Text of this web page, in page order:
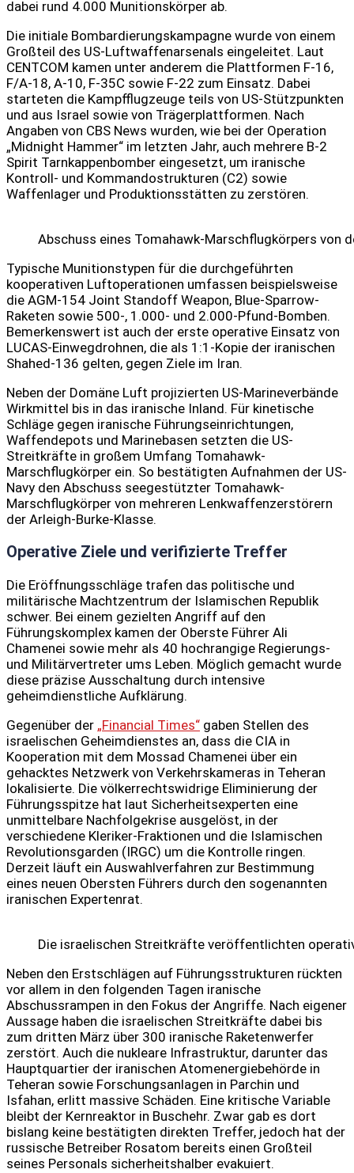
dabei rund 4.000 Munitionskörper ab.
Die initiale Bombardierungskampagne wurde von einem
Großteil des US-Luftwaffenarsenals eingeleitet. Laut
CENTCOM kamen unter anderem die Plattformen F-16,
F/A-18, A-10, F-35C sowie F-22 zum Einsatz. Dabei
starteten die Kampfflugzeuge teils von US-Stützpunkten
und aus Israel sowie von Trägerplattformen. Nach
Angaben von CBS News wurden, wie bei der Operation
„Midnight Hammer“ im letzten Jahr, auch mehrere B-2
Spirit Tarnkappenbomber eingesetzt, um iranische
Kontroll- und Kommandostrukturen (C2) sowie
Waffenlager und Produktionsstätten zu zerstören.
Abschuss eines Tomahawk-Marschflugkörpers von
Typische Munitionstypen für die durchgeführten
kooperativen Luftoperationen umfassen beispielsweise
die AGM-154 Joint Standoff Weapon, Blue-Sparrow-
Raketen sowie 500-, 1.000- und 2.000-Pfund-Bomben.
Bemerkenswert ist auch der erste operative Einsatz von
LUCAS-Einwegdrohnen, die als 1:1-Kopie der iranischen
Shahed-136 gelten, gegen Ziele im Iran.
Neben der Domäne Luft projizierten US-Marineverbände
Wirkmittel bis in das iranische Inland. Für kinetische
Schläge gegen iranische Führungseinrichtungen,
Waffendepots und Marinebasen setzten die US-
Streitkräfte in großem Umfang Tomahawk-
Marschflugkörper ein. So bestätigten Aufnahmen der US-
Navy den Abschuss seegestützter Tomahawk-
Marschflugkörper von mehreren Lenkwaffenzerstörern
der Arleigh-Burke-Klasse.
Operative Ziele und verifizierte Treffer
Die Eröffnungsschläge trafen das politische und
militärische Machtzentrum der Islamischen Republik
schwer. Bei einem gezielten Angriff auf den
Führungskomplex kamen der Oberste Führer Ali
Chamenei sowie mehr als 40 hochrangige Regierungs-
und Militärvertreter ums Leben. Möglich gemacht wurde
diese präzise Ausschaltung durch intensive
geheimdienstliche Aufklärung.
Gegenüber der „Financial Times“ gaben Stellen des
israelischen Geheimdienstes an, dass die CIA in
Kooperation mit dem Mossad Chamenei über ein
gehacktes Netzwerk von Verkehrskameras in Teheran
lokalisierte. Die völkerrechtswidrige Eliminierung der
Führungsspitze hat laut Sicherheitsexperten eine
unmittelbare Nachfolgekrise ausgelöst, in der
verschiedene Kleriker-Fraktionen und die Islamischen
Revolutionsgarden (IRGC) um die Kontrolle ringen.
Derzeit läuft ein Auswahlverfahren zur Bestimmung
eines neuen Obersten Führers durch den sogenannten
iranischen Expertenrat.
Die israelischen Streitkräfte veröffentlichten
Neben den Erstschlägen auf Führungsstrukturen rückten
vor allem in den folgenden Tagen iranische
Abschussrampen in den Fokus der Angriffe. Nach eigener
Aussage haben die israelischen Streitkräfte dabei bis
zum dritten März über 300 iranische Raketenwerfer
zerstört. Auch die nukleare Infrastruktur, darunter das
Hauptquartier der iranischen Atomenergiebehörde in
Teheran sowie Forschungsanlagen in Parchin und
Isfahan, erlitt massive Schäden. Eine kritische Variable
bleibt der Kernreaktor in Buschehr. Zwar gab es dort
bislang keine bestätigten direkten Treffer, jedoch hat der
russische Betreiber Rosatom bereits einen Großteil
seines Personals sicherheitshalber evakuiert.